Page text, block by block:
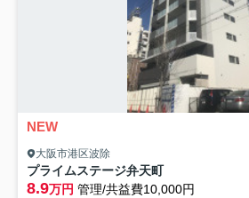
NEW
大阪市港区波除
プライムステージ弁天町
8.9万円 管理/共益費10,000円